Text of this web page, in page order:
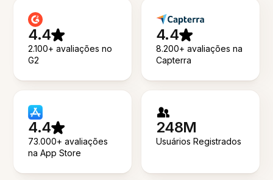
4.4
2.100+ avaliações no
G2
4.4
8.200+ avaliações na
Capterra
4.4
73.000+ avaliações
na App Store
248M
Usuários Registrados